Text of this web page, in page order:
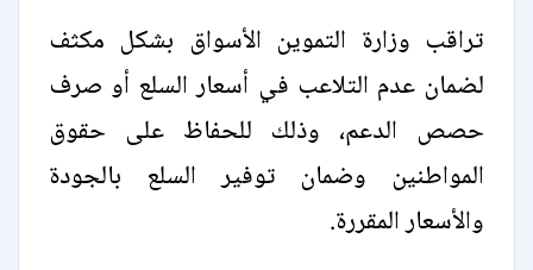
تراقب وزارة التموين الأسواق بشكل مكثف
لضمان عدم التلاعب في أسعار السلع أو صرف
حصص الدعم، وذلك للحفاظ على حقوق
المواطنين وضمان توفير السلع بالجودة
والأسعار المقررة.